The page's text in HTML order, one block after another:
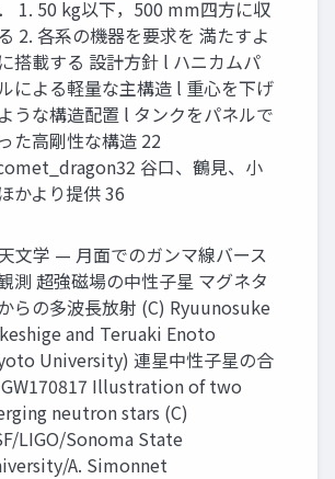
1. 50 kg以下，500 mm四⽅に収
2. 各系の機器を要求を 満たすよ
搭載する 設計⽅針 l ハニカムパ
による軽量な主構造 l 重⼼を下げ
うな構造配置 l タンクをパネルで
た⾼剛性な構造 22
谷口、鶴見、小
かより提供 36
文学 — 月面でのガンマ線バース
測 超強磁場の中性子星 マグネタ
らの多波長放射 (C) Ryuunosuke
and Teruaki Enoto
University) 連星中性子星の合
Illustration of two
neutron stars (C)
LIGO/Sonoma State
A. Simonnet